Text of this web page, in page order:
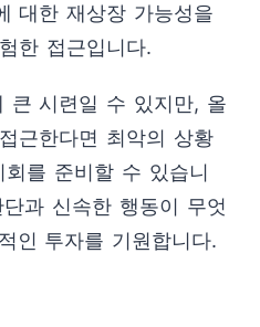
대한 재상장 가능성을
한 접근입니다.
큰 시련일 수 있지만, 올
근한다면 최악의 상황
를 준비할 수 있습니
과 신속한 행동이 무엇
인 투자를 기원합니다.